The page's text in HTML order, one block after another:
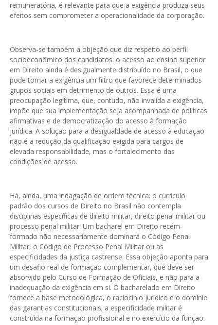
remuneratória, é relevante para que a exigência produza seus
efeitos sem comprometer a operacionalidade da corporação.
Observa-se também a objeção que diz respeito ao perfil
socioeconômico dos candidatos: o acesso ao ensino superior
em Direito ainda é desigualmente distribuído no Brasil, o que
pode tornar a exigência um filtro que favorece determinados
grupos sociais em detrimento de outros. Essa é uma
preocupação legítima, que, contudo, não invalida a exigência,
impõe que sua implementação seja acompanhada de políticas
afirmativas e de democratização do acesso à formação
jurídica. A solução para a desigualdade de acesso à educação
não é a redução da qualificação exigida para cargos de
elevada responsabilidade, mas o fortalecimento das
condições de acesso.
Há, ainda, uma indagação de ordem técnica: o currículo
padrão dos cursos de Direito no Brasil não contempla
disciplinas específicas de direito militar, direito penal militar ou
processo penal militar. Um bacharel em Direito recém-
formado não necessariamente dominará o Código Penal
Militar, o Código de Processo Penal Militar ou as
especificidades da justiça castrense. Essa objeção aponta para
um desafio real de formação complementar, que deve ser
absorvido pelo Curso de Formação de Oficiais, e não para a
inadequação da exigência em si. O bacharelado em Direito
fornece a base metodológica, o raciocínio jurídico e o domínio
das garantias constitucionais; a especificidade militar é
construída na formação profissional e no exercício da função.